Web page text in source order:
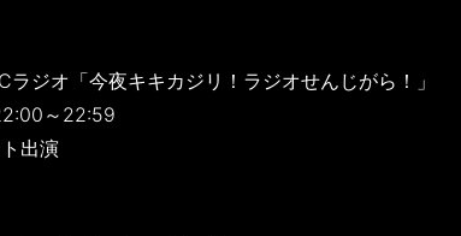
ラジオ「今夜キキカジリ！ラジオせんじがら！」
～22:59
出演